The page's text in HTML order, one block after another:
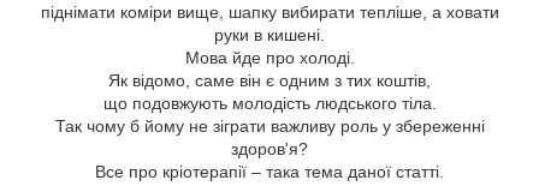
піднімати коміри вище, шапку вибирати тепліше, а ховати
руки в кишені.
Мова йде про холоді.
Як відомо, саме він є одним з тих коштів,
що подовжують молодість людського тіла.
Так чому б йому не зіграти важливу роль у збереженні
здоров'я?
Все про кріотерапії – така тема даної статті.